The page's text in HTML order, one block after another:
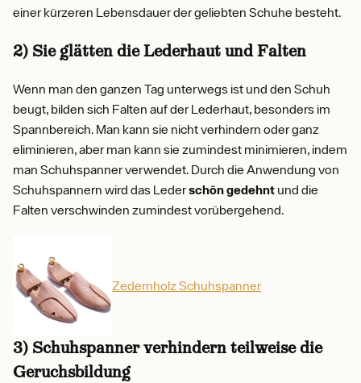
einer kürzeren Lebensdauer der geliebten Schuhe besteht.
2) Sie glätten die Lederhaut und Falten
Wenn man den ganzen Tag unterwegs ist und den Schuh
beugt, bilden sich Falten auf der Lederhaut, besonders im
Spannbereich. Man kann sie nicht verhindern oder ganz
eliminieren, aber man kann sie zumindest minimieren, indem
man Schuhspanner verwendet. Durch die Anwendung von
Schuhspannern wird das Lederschön gedehnt und die
Falten verschwinden zumindest vorübergehend.
Zedernholz Schuhspanner
3) Schuhspanner verhindern teilweise die
Geruchsbildung